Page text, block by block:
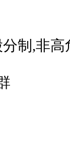
制,非